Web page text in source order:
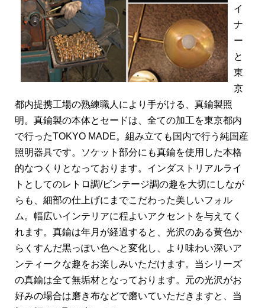
イ
ナ
ー
と
東
京
都内提携工場の熟練職人により手がける、真鍮製照
明。真鍮製の本体とセードは、全ての加工を東京都内
で行ったTOKYO MADE。組み立ても国内で行う純国産
照明器具です。ソケット部分にも真鍮を使用した本格
的なつくりとなっております。インダストリアルライ
トとしてのレトロ調/ビンテージ調の趣を大切にしなが
らも、細部の仕上げにまでこだわった美しいフォル
ム。幅広いインテリアに程よいアクセントを与えてく
れます。真鍮は年月が経過すると、光沢のある黄色か
らくすんだ黒っぽい色へと変化し、より味わい深いア
ンティークな趣をお楽しみいただけます。当シリーズ
の真鍮は全て無垢材となっております。元の光沢がお
好みの場合は磨き布などで磨いていただきますと、当